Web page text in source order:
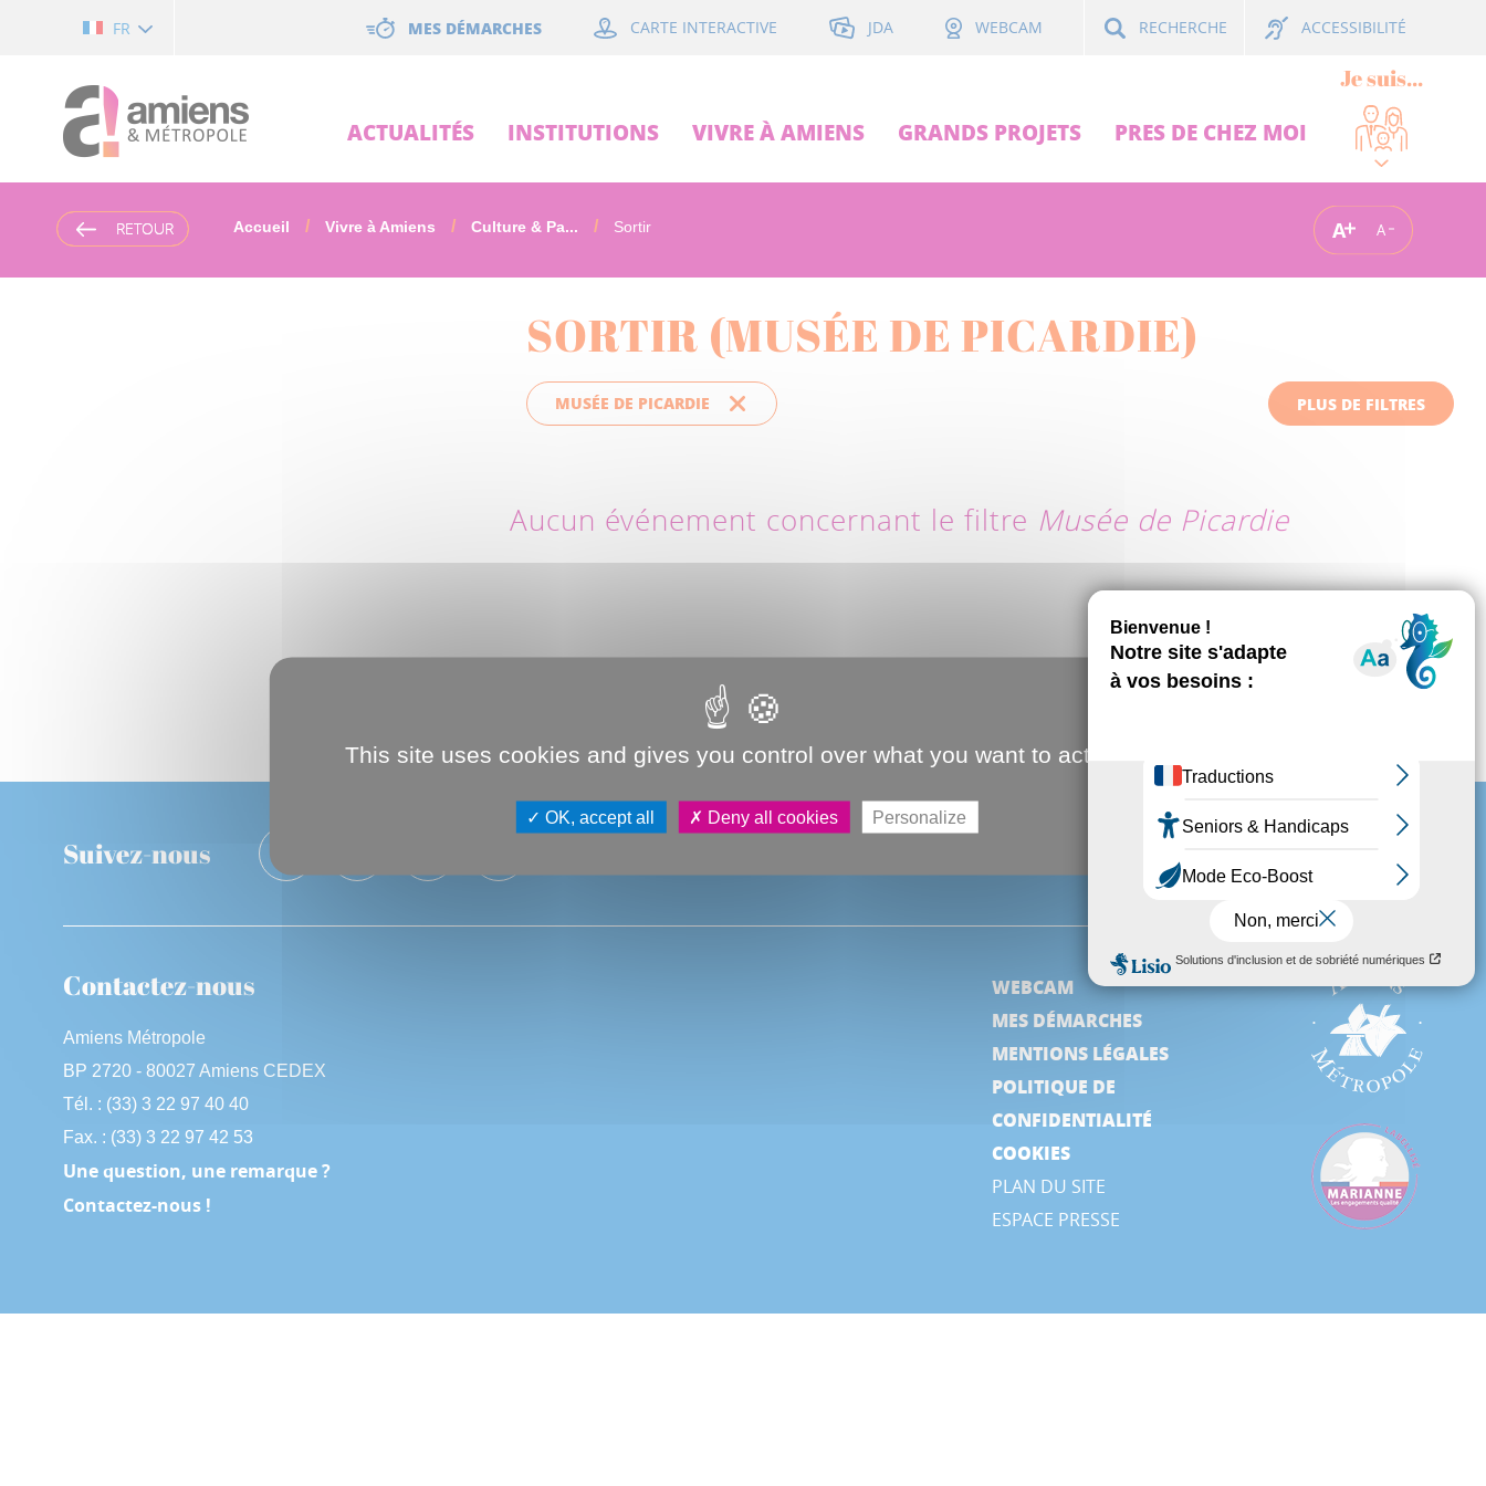
FR MES DÉMARCHES CARTE INTERACTIVE JDA WEBCAM RECHERCHE ACCESSIBILITÉ
ACTUALITÉS INSTITUTIONS VIVRE À AMIENS GRANDS PROJETS PRES DE CHEZ MOI
Je suis...
RETOUR
RETOUR Accueil Vivre à Amiens Culture & Pa... Sortir A A
SORTIR (MUSÉE DE PICARDIE)
MUSÉE DE PICARDIE PLUS DE FILTRES
Aucun événement concernant le filtre Musée de Picardie
SUIVANT
Suivez-nous
Contactez-nous
Amiens Métropole
BP 2720 - 80027 Amiens CEDEX
Tél. : (33) 3 22 97 40 40
Fax. : (33) 3 22 97 42 53
Une question, une remarque ?
Contactez-nous !
WEBCAM
MES DÉMARCHES
MENTIONS LÉGALES
POLITIQUE DE
CONFIDENTIALITÉ
COOKIES
PLAN DU SITE
ESPACE PRESSE
This site uses cookies and gives you control over what you want to activate
OK, accept all Deny all cookies Personalize